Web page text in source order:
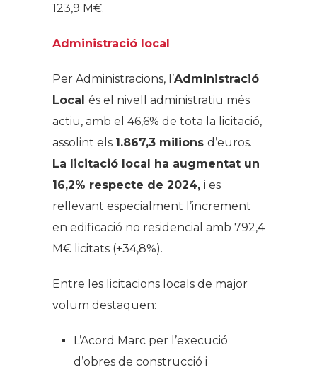
123,9 M€.
Administració local
Per Administracions, l’Administració
Local és el nivell administratiu més
actiu, amb el 46,6% de tota la licitació,
assolint els 1.867,3 milions d’euros.
La licitació local ha augmentat un
16,2% respecte de 2024, i es
rellevant especialment l’increment
en edificació no residencial amb 792,4
M€ licitats (+34,8%).
Entre les licitacions locals de major
volum destaquen:
L’Acord Marc per l’execució
d’obres de construcció i